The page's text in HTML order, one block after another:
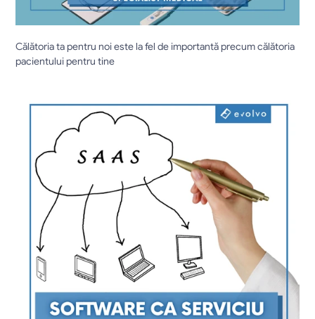
Călătoria ta pentru noi este la fel de importantă precum călătoria
pacientului pentru tine